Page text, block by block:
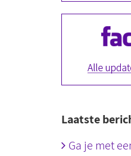
Laatste
Ga je met